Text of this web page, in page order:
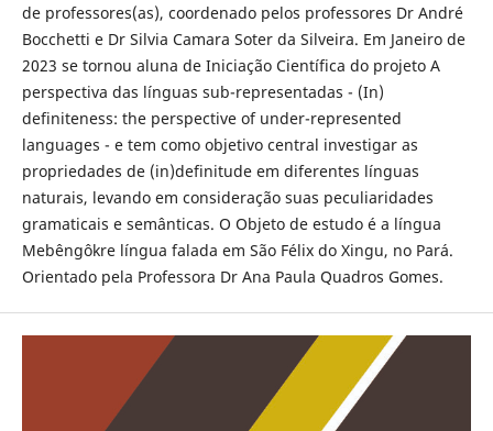
de professores(as), coordenado pelos professores Dr André
Bocchetti e Dr Silvia Camara Soter da Silveira. Em Janeiro de
2023 se tornou aluna de Iniciação Científica do projeto A
perspectiva das línguas sub-representadas - (In)
definiteness: the perspective of under-represented
languages - e tem como objetivo central investigar as
propriedades de (in)definitude em diferentes línguas
naturais, levando em consideração suas peculiaridades
gramaticais e semânticas. O Objeto de estudo é a língua
Mebêngôkre língua falada em São Félix do Xingu, no Pará.
Orientado pela Professora Dr Ana Paula Quadros Gomes.